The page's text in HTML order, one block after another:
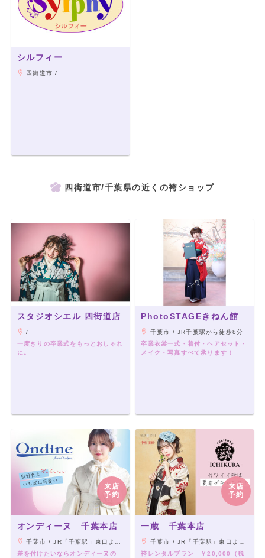
シルフィー
四街道市 /
四街道市/千葉県の近くの袴ショップ
スタジオシエル 四街道店
/
一度きりの卒業式をもっとおしゃれ
に。
PhotoSTAGEきねん館
千葉市 / JR千葉駅から徒歩8分
卒業衣裳一式・着付・ヘアセット・
メイク・写真すべて承ります！
来店
予約
オンディーヌ 千葉本店
千葉市 / JR「千葉駅」東口より徒歩7分、京成千葉線「千葉中央駅」より徒歩7分、千葉都市モノレール1号線「葭川公園駅」より徒歩2分
差を付けたいならオンディーヌの
来店
予約
一蔵 千葉本店
千葉市 / JR「千葉駅」東口より徒歩7分、京成千葉線「千葉中央駅」より徒歩7分、千葉都市モノレール1号線「葭川公園駅」より徒歩2分
袴レンタルプラン ￥20,000（税